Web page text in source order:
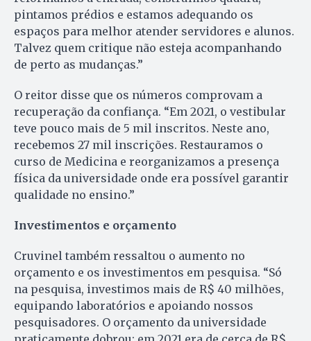
pintamos prédios e estamos adequando os
espaços para melhor atender servidores e alunos.
Talvez quem critique não esteja acompanhando
de perto as mudanças.”
O reitor disse que os números comprovam a
recuperação da confiança. “Em 2021, o vestibular
teve pouco mais de 5 mil inscritos. Neste ano,
recebemos 27 mil inscrições. Restauramos o
curso de Medicina e reorganizamos a presença
física da universidade onde era possível garantir
qualidade no ensino.”
Investimentos e orçamento
Cruvinel também ressaltou o aumento no
orçamento e os investimentos em pesquisa. “Só
na pesquisa, investimos mais de R$ 40 milhões,
equipando laboratórios e apoiando nossos
pesquisadores. O orçamento da universidade